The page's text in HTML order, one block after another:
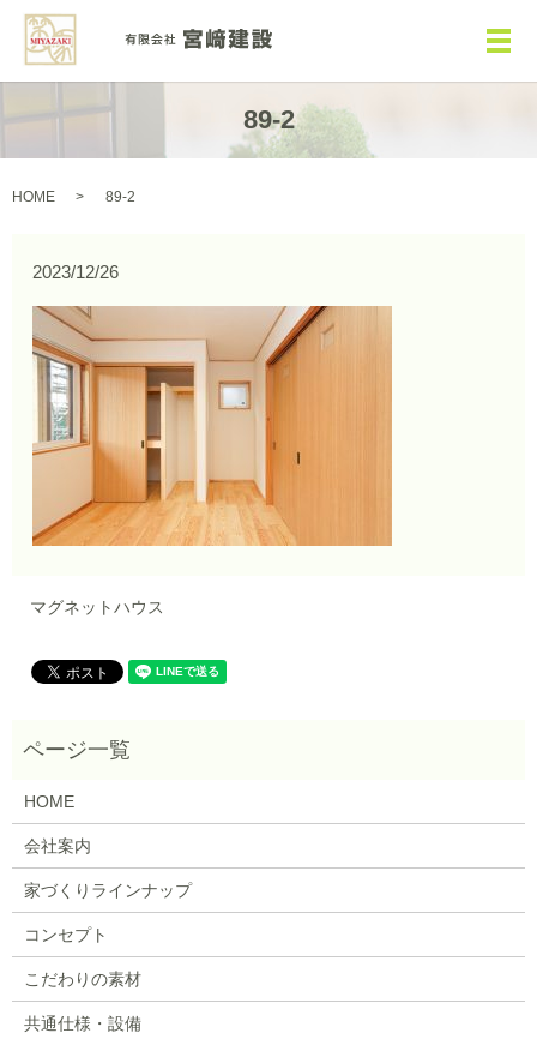
メ
89-2
HOME 89-2
2023/12/26
マグネットハウス
HOME
会社案内
家づくりラインナップ
コンセプト
こだわりの素材
共通仕様・設備